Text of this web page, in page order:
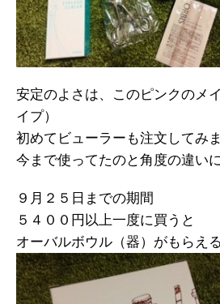
安定のよさは、このピンクのメ
イプ）
初めてビューラーも注文してみま
今まで使ってたのと角度の違い
９月２５日までの期間
５４００円以上一度に買うと
オーバルボウル（器）がもらえ